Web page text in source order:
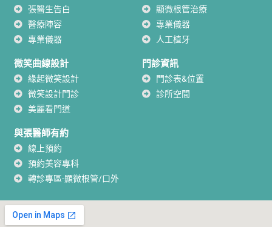
張醫生告白
醫療陣容
專業儀器
顯微根管治療
專業儀器
人工植牙
微笑曲線設計
緣起微笑設計
微笑設計門診
美麗看門道
門診資訊
門診表&位置
診所空間
與張醫師有約
線上預約
預約美容專科
轉診專區-顯微根管/口外